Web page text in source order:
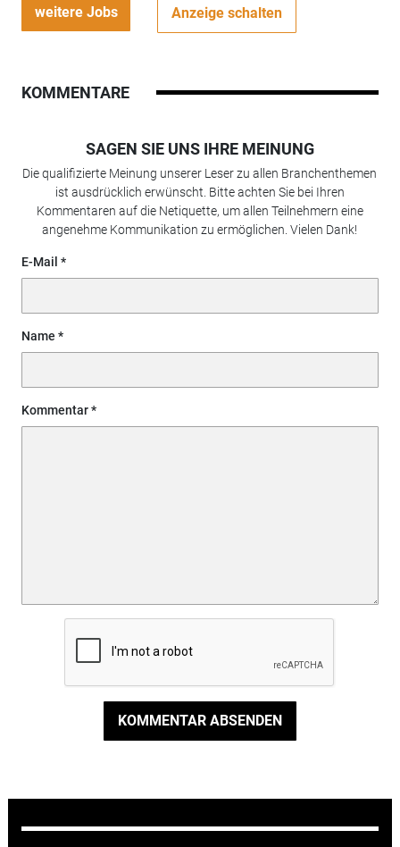
weitere Jobs Anzeige schalten
KOMMENTARE
SAGEN SIE UNS IHRE MEINUNG
Die qualifizierte Meinung unserer Leser zu allen Branchenthemen
ist ausdrücklich erwünscht. Bitte achten Sie bei Ihren
Kommentaren auf die Netiquette, um allen Teilnehmern eine
angenehme Kommunikation zu ermöglichen. Vielen Dank!
E-Mail
Name
Kommentar
KOMMENTAR ABSENDEN